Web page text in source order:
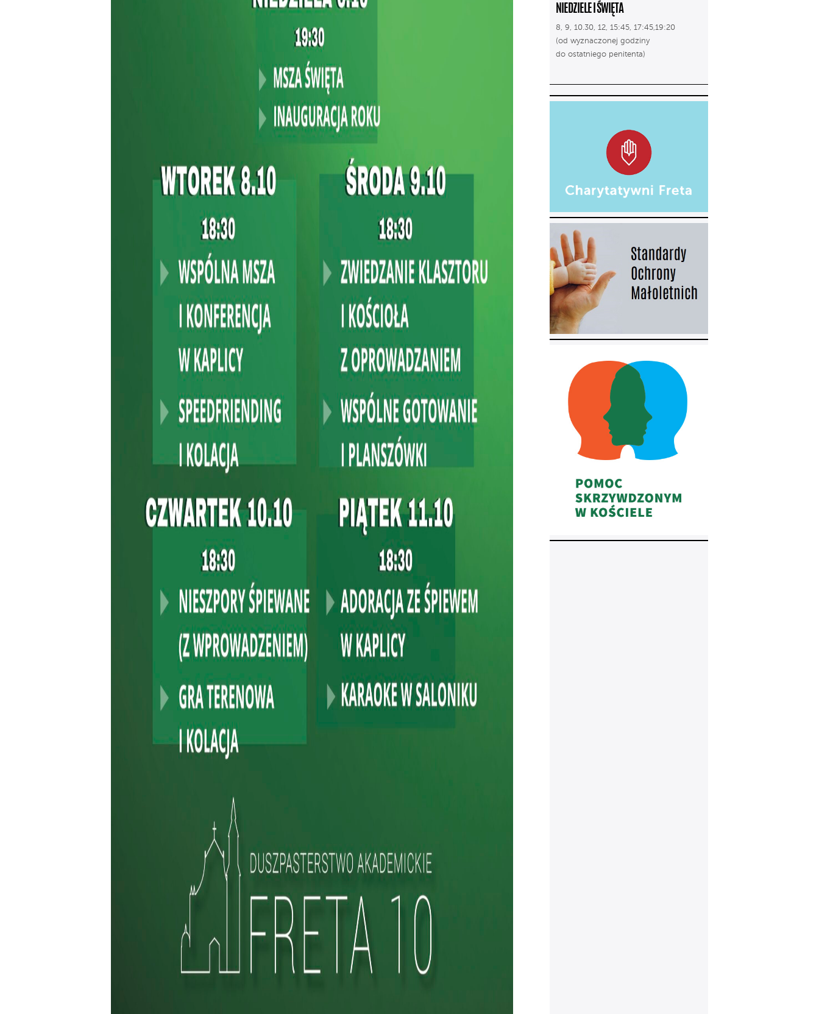
NIEDZIELE I ŚWIĘTA
8, 9, 10.30, 12, 15:45, 17:45,19:20
(od wyznaczonej godziny
do ostatniego penitenta)